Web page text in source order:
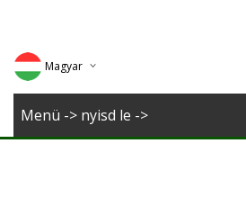
Magyar
Deutsch
Menü -> nyisd le ->